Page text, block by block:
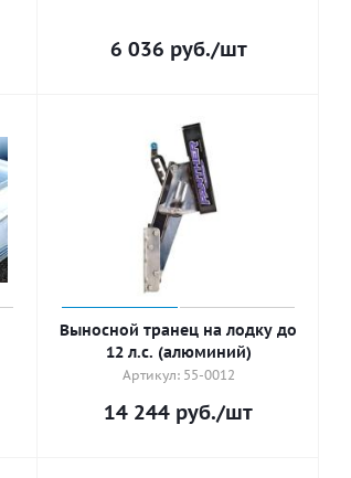
6 036 руб./шт
Выносной транец на лодку до
12 л.с. (алюминий)
Артикул: 55-0012
14 244 руб./шт